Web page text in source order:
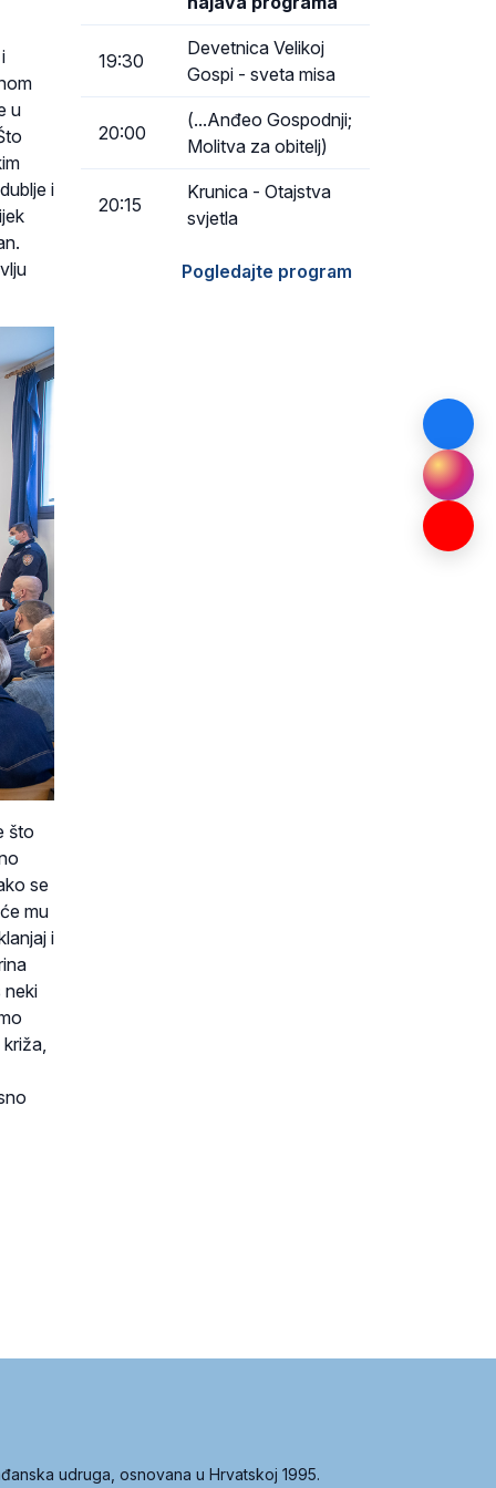
u
i
što
se
mu
i
neki
19:30
Devetnica Velikoj
Gospi - sveta misa
20:00
(...Anđeo Gospodnji;
Molitva za obitelj)
20:15
Krunica - Otajstva
svjetla
Pogledajte program
udruga, osnovana u Hrvatskoj 1995.